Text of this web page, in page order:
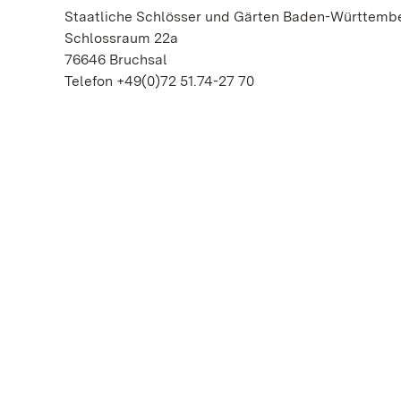
Staatliche Schlösser und Gärten Baden-
Schlossraum 22a
76646 Bruchsal
Telefon +49(0)72 51.74-27 70